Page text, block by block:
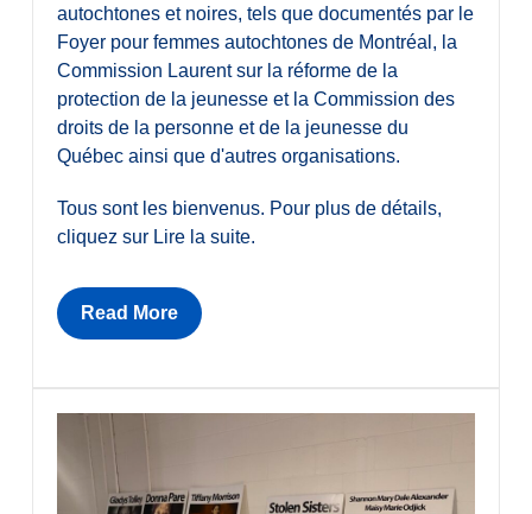
autochtones et noires, tels que documentés par le
Foyer pour femmes autochtones de Montréal, la
Commission Laurent sur la réforme de la
protection de la jeunesse et la Commission des
droits de la personne et de la jeunesse du
Québec ainsi que d'autres organisations.
Tous sont les bienvenus. Pour plus de détails,
cliquez sur Lire la suite.
Read More